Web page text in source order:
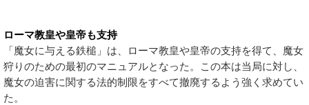
ローマ教皇や皇帝も支持
「魔女に与える鉄槌」は、ローマ教皇や皇帝の支持を得て、魔女
狩りのための最初のマニュアルとなった。この本は当局に対し、
魔女の迫害に関する法的制限をすべて撤廃するよう強く求めてい
た。